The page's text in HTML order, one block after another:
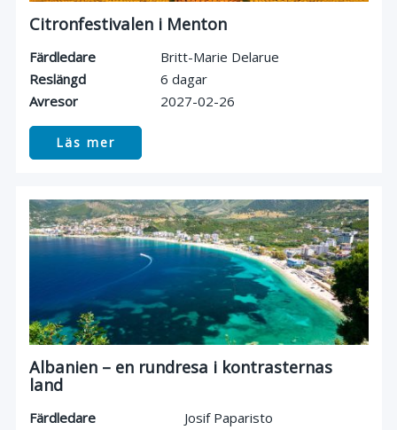
Citronfestivalen i Menton
Färdledare
Britt-Marie Delarue
Reslängd
6 dagar
Avresor
2027-02-26
Läs mer
Albanien – en rundresa i kontrasternas
land
Färdledare
Josif Paparisto